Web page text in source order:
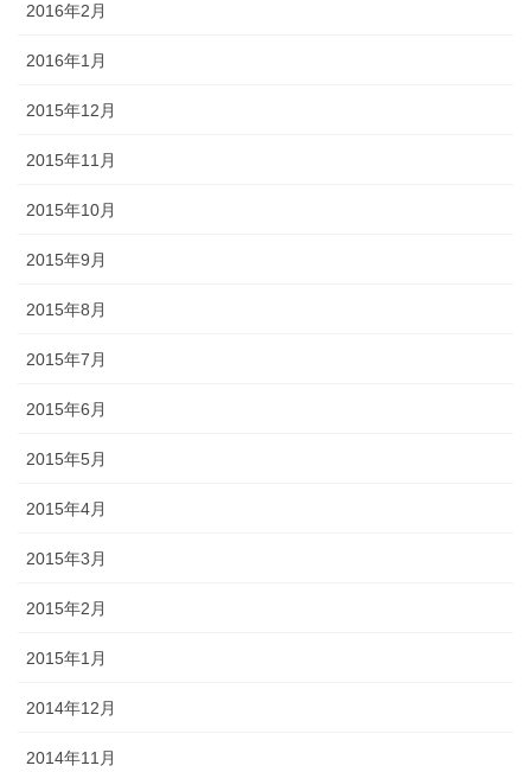
2016年2月
2016年1月
2015年12月
2015年11月
2015年10月
2015年9月
2015年8月
2015年7月
2015年6月
2015年5月
2015年4月
2015年3月
2015年2月
2015年1月
2014年12月
2014年11月